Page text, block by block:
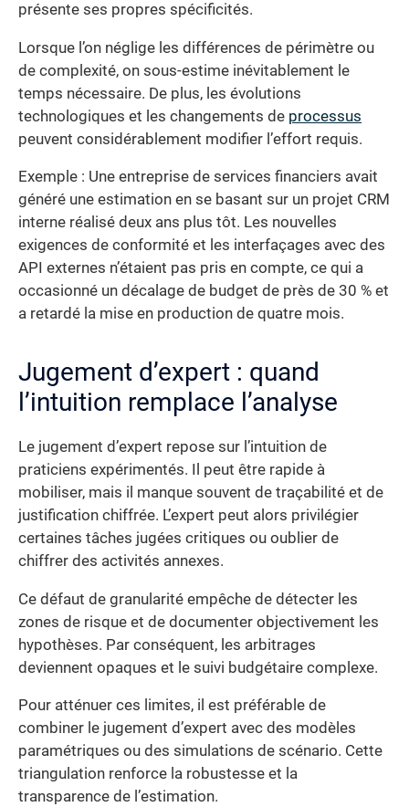
présente ses propres spécificités.
Lorsque l’on néglige les différences de périmètre ou
de complexité, on sous-estime inévitablement le
temps nécessaire. De plus, les évolutions
technologiques et les changements de processus
peuvent considérablement modifier l’effort requis.
Exemple : Une entreprise de services financiers avait
généré une estimation en se basant sur un projet CRM
interne réalisé deux ans plus tôt. Les nouvelles
exigences de conformité et les interfaçages avec des
API externes n’étaient pas pris en compte, ce qui a
occasionné un décalage de budget de près de 30 % et
a retardé la mise en production de quatre mois.
Jugement d’expert : quand
l’intuition remplace l’analyse
Le jugement d’expert repose sur l’intuition de
praticiens expérimentés. Il peut être rapide à
mobiliser, mais il manque souvent de traçabilité et de
justification chiffrée. L’expert peut alors privilégier
certaines tâches jugées critiques ou oublier de
chiffrer des activités annexes.
Ce défaut de granularité empêche de détecter les
zones de risque et de documenter objectivement les
hypothèses. Par conséquent, les arbitrages
deviennent opaques et le suivi budgétaire complexe.
Pour atténuer ces limites, il est préférable de
combiner le jugement d’expert avec des modèles
paramétriques ou des simulations de scénario. Cette
triangulation renforce la robustesse et la
transparence de l’estimation.